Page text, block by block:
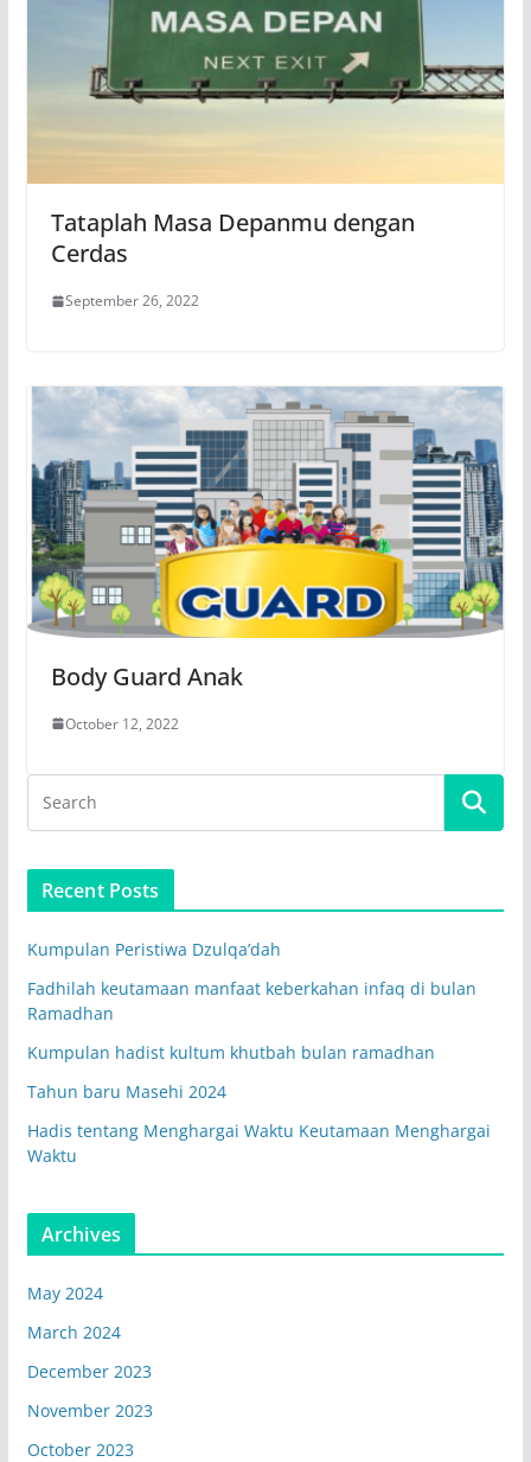
Tataplah Masa Depanmu dengan
Cerdas
September 26, 2022
Body Guard Anak
October 12, 2022
Recent Posts
Kumpulan Peristiwa Dzulqa’dah
Fadhilah keutamaan manfaat keberkahan infaq di bulan
Ramadhan
Kumpulan hadist kultum khutbah bulan ramadhan
Tahun baru Masehi 2024
Hadis tentang Menghargai Waktu Keutamaan Menghargai
Waktu
Archives
May 2024
March 2024
December 2023
November 2023
October 2023